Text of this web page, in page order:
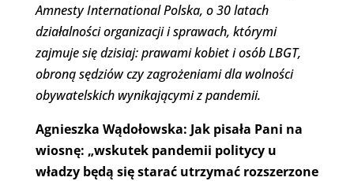
Amnesty International Polska, o 30 latach
działalności organizacji i sprawach, którymi
zajmuje się dzisiaj: prawami kobiet i osób LBGT,
obroną sędziów czy zagrożeniami dla wolności
obywatelskich wynikającymi z pandemii.
Agnieszka Wądołowska: Jak pisała Pani na
wiosnę: „wskutek pandemii politycy u
władzy będą się starać utrzymać rozszerzone